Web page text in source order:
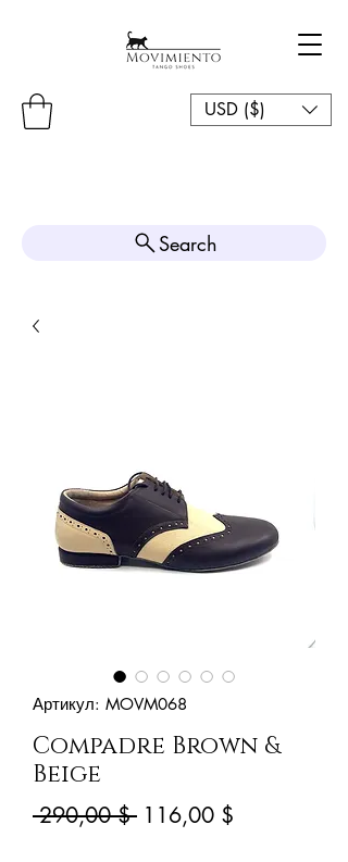
USD ($)
Search
Артикул: MOVM068
Compadre Brown &
Beige
290,00 $ Обычная
116,00 $